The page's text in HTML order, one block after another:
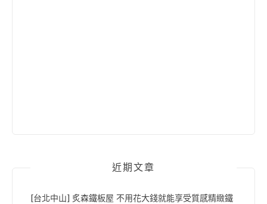
近期文章
[台北中山] 炙森鐵板屋 不用花大錢就能享受質感精緻鐵